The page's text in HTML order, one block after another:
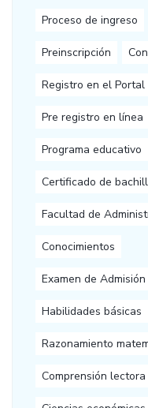
Proceso de ingreso
Preinscripción
Registro en el Portal
Pre registro en línea
Programa educativo
Certificado de
Facultad de
Conocimientos
Examen de
Habilidades básicas
Razonamiento
Comprensión lectora